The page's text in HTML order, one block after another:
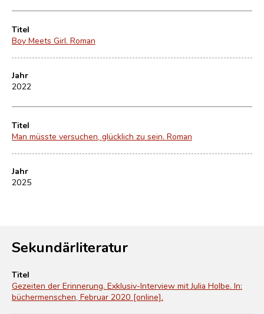
Titel
Boy Meets Girl. Roman
Jahr
2022
Titel
Man müsste versuchen, glücklich zu sein. Roman
Jahr
2025
Sekundärliteratur
Titel
Gezeiten der Erinnerung. Exklusiv-Interview mit Julia Holbe. In:
büchermenschen, Februar 2020 [online].